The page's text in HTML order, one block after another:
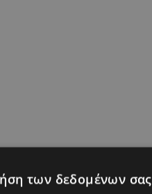
των δεδομένων σας